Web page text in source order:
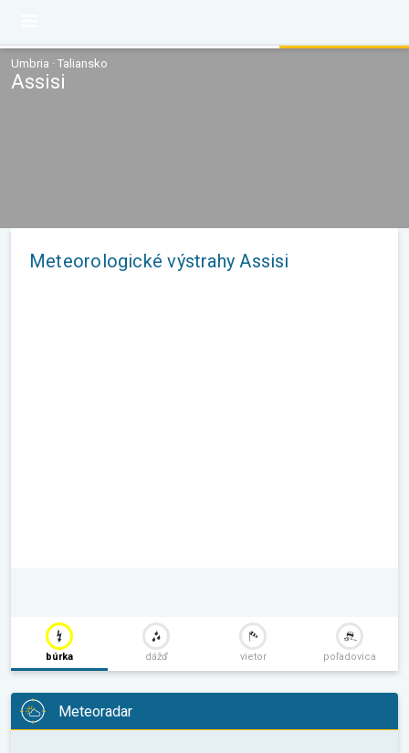
Umbria · Taliansko
Assisi
Meteorologické výstrahy Assisi
búrka dážď vietor poľadovica
Meteoradar